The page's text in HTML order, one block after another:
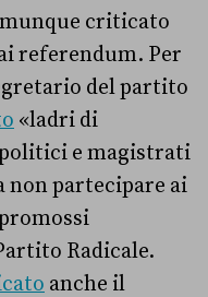
criticato
referendum. Per
del partito
«ladri di
e magistrati
non partecipare ai
Radicale.
anche il